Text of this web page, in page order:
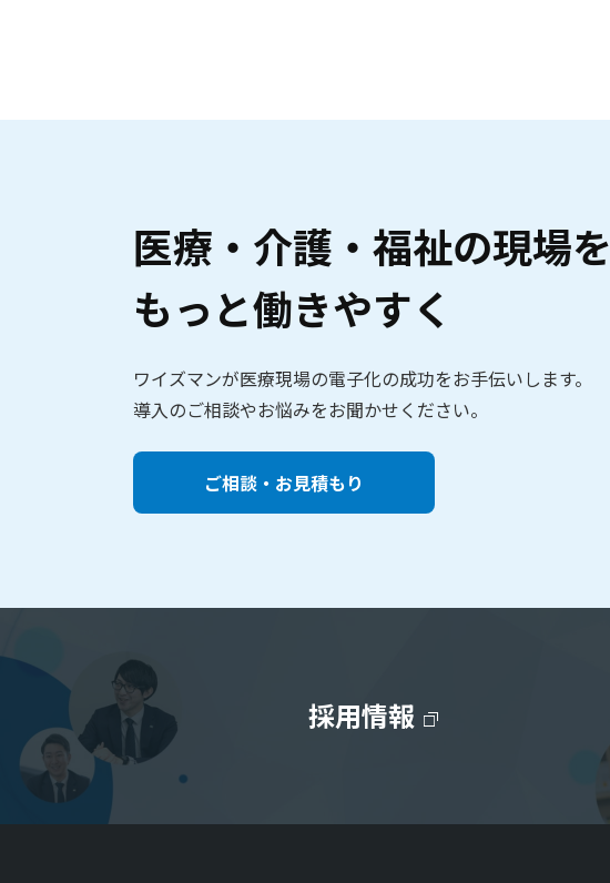
医療・介護・福祉の現場を
もっと働きやすく
ワイズマンが医療現場の電子化の成功をお手伝いします。
導入のご相談やお悩みをお聞かせください。
ご相談・お見積もり
採用情報